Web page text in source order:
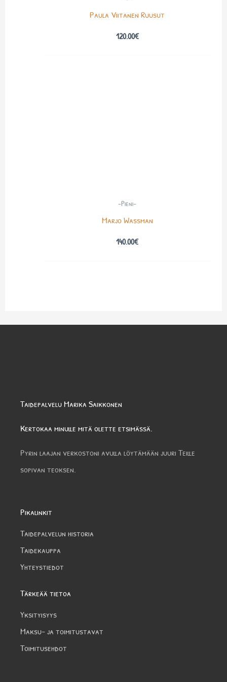
Paula Viitanen Ruusut
120.00€
-Pieni-
Marjo Wassman
140.00€
Taidepalvelu Marika Saikkonen
Kertokaa minulle mitä olette etsimässä.
Pyrin laajan verkostoni avulla löytämään juuri Teille
sopivan teoksen.
Pikalinkit
Taidepalvelun historia
Taidekauppa
Yhteystiedot
Tärkeää tietoa
Yksityisyys
Maksu- ja toimitustavat
Toimitusehdot